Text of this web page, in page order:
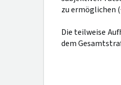
zu ermöglichen
Die teilweise
dem